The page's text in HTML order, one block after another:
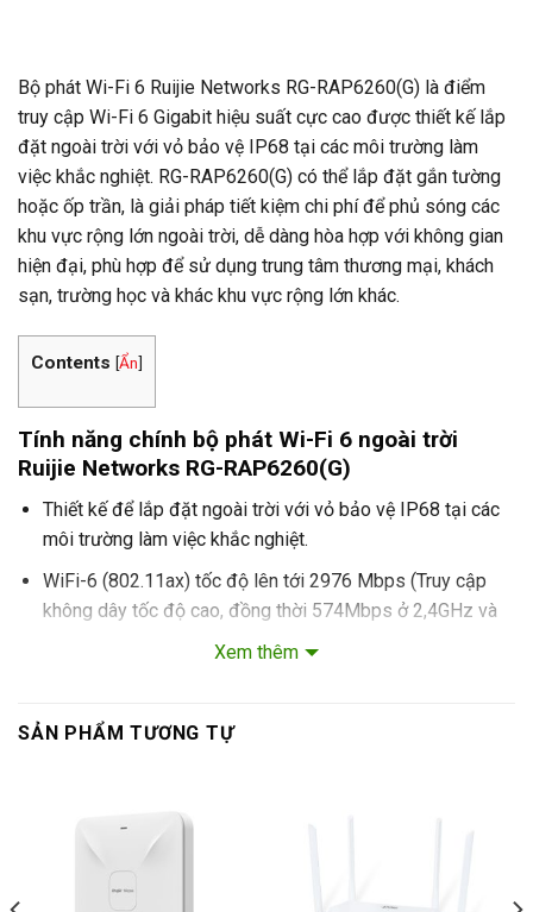
Bộ phát Wi-Fi 6 Ruijie Networks RG-RAP6260(G) là điểm
truy cập Wi-Fi 6 Gigabit hiệu suất cực cao được thiết kế lắp
đặt ngoài trời với vỏ bảo vệ IP68 tại các môi trường làm
việc khắc nghiệt. RG-RAP6260(G) có thể lắp đặt gắn tường
hoặc ốp trần, là giải pháp tiết kiệm chi phí để phủ sóng các
khu vực rộng lớn ngoài trời, dễ dàng hòa hợp với không gian
hiện đại, phù hợp để sử dụng trung tâm thương mại, khách
sạn, trường học và khác khu vực rộng lớn khác.
Contents [Ẩn]
Tính năng chính bộ phát Wi-Fi 6 ngoài trời
Ruijie Networks RG-RAP6260(G)
Thiết kế để lắp đặt ngoài trời với vỏ bảo vệ IP68 tại các
môi trường làm việc khắc nghiệt.
WiFi-6 (802.11ax) tốc độ lên tới 2976 Mbps (Truy cập
không dây tốc độ cao, đồng thời 574Mbps ở 2,4GHz và
2402Mbps ở 5GHz, tuân thủ các giao thức Wi-Fi
tối ưu hóa và bảo trì trên ứng dụng Ruijie Cloud.
bằng Reyee Mesh.
Hoàn hảo để sử dụng trong nhà, không gian thương mại,
khách sạn, bãi đỗ xe, trường học, v.v.
Xem thêm
SẢN PHẨM TƯƠNG TỰ